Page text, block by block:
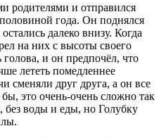
родителями и отправился
года. Он поднялся
далеко внизу. Когда
на них с высоты своего
голова, и он предпочёл, что
лететь помедленнее
сменяли друг друга, а он все
это очень-очень сложно так
без воды и еды, но Голубку